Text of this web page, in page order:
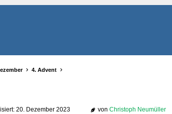
4. Advent
20. Dezember 2023 von Christoph Neumüller